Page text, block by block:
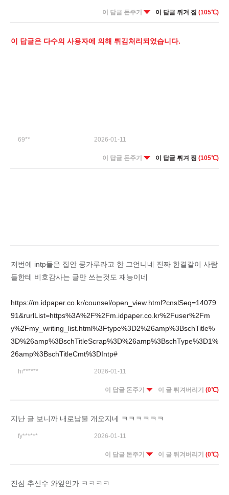
이 답글 돈주기 이 답글 튀겨 짐 (105℃)
이 답글은 다수의 사용자에 의해 튀김처리되었습니다.
69** 2026-01-11
이 답글 돈주기 이 답글 튀겨 짐 (105℃)
저번에 intp들은 집안 콩가루라고 한 그언니네 진짜 한결같이 사람
들한테 비호감사는 글만 쓰는것도 재능이네
https://m.idpaper.co.kr/counsel/open_view.html?cnslSeq=14079
91&rurlList=https%3A%2F%2Fm.idpaper.co.kr%2Fuser%2Fm
y%2Fmy_writing_list.html%3Ftype%3D2%26amp%3BschTitle%
3D%26amp%3BschTitleScrap%3D%26amp%3BschType%3D1%
26amp%3BschTitleCmt%3DIntp#
hi****** 2026-01-11
이 답글 돈주기 이 글 튀겨버리기 (0℃)
지난 글 보니까 내로남불 개오지네 ㅋㅋㅋㅋㅋㅋ
fy****** 2026-01-11
이 답글 돈주기 이 글 튀겨버리기 (0℃)
진심 추신수 와잎인가 ㅋㅋㅋㅋ